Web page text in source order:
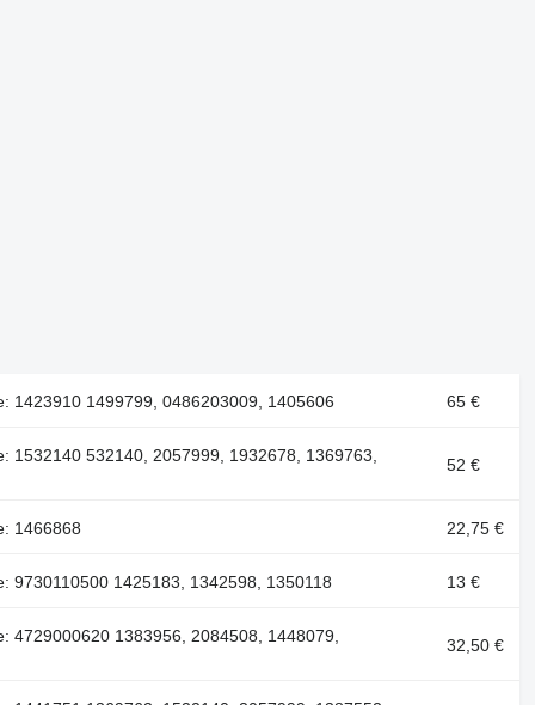
1423910 1499799, 0486203009, 1405606 65 €
1532140 532140, 2057999, 1932678, 1369763, 52 €
1466868 22,75 €
9730110500 1425183, 1342598, 1350118 13 €
4729000620 1383956, 2084508, 1448079, 32,50 €